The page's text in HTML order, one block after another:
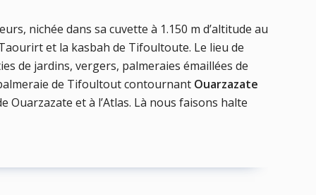
nichée dans sa cuvette à 1.150 m d’altitude au
et la kasbah de Tifoultoute. Le lieu de
de jardins, vergers, palmeraies émaillées de
de Tifoultout contournant Ouarzazate
Ouarzazate et à l’Atlas. Là nous faisons halte